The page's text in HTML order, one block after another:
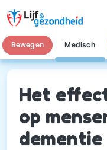
Bewegen Medisch
Het
op
dementie